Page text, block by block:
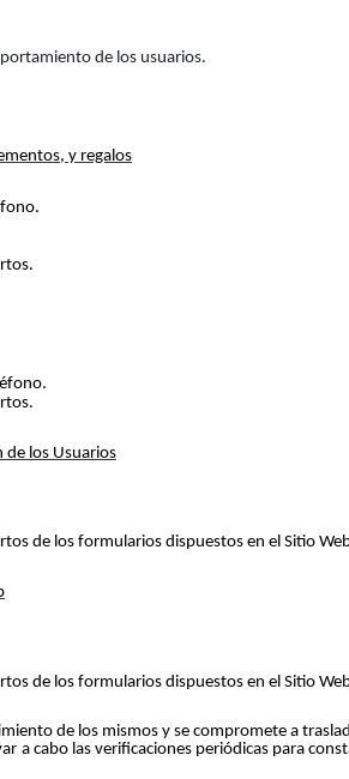
de los usuarios.
y regalos
de los Usuarios
de los formularios dispuestos en el Sitio
de los formularios dispuestos en el Sitio
de los mismos y se compromete a
a cabo las verificaciones periódicas para